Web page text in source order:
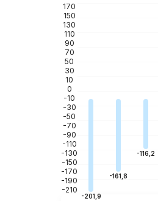
170
150
130
110
90
70
50
30
10
0
-10
-30
-50
-70
-90
-110
-130
-150
-170
-190
-210
-201,9
-161,8
-116,2